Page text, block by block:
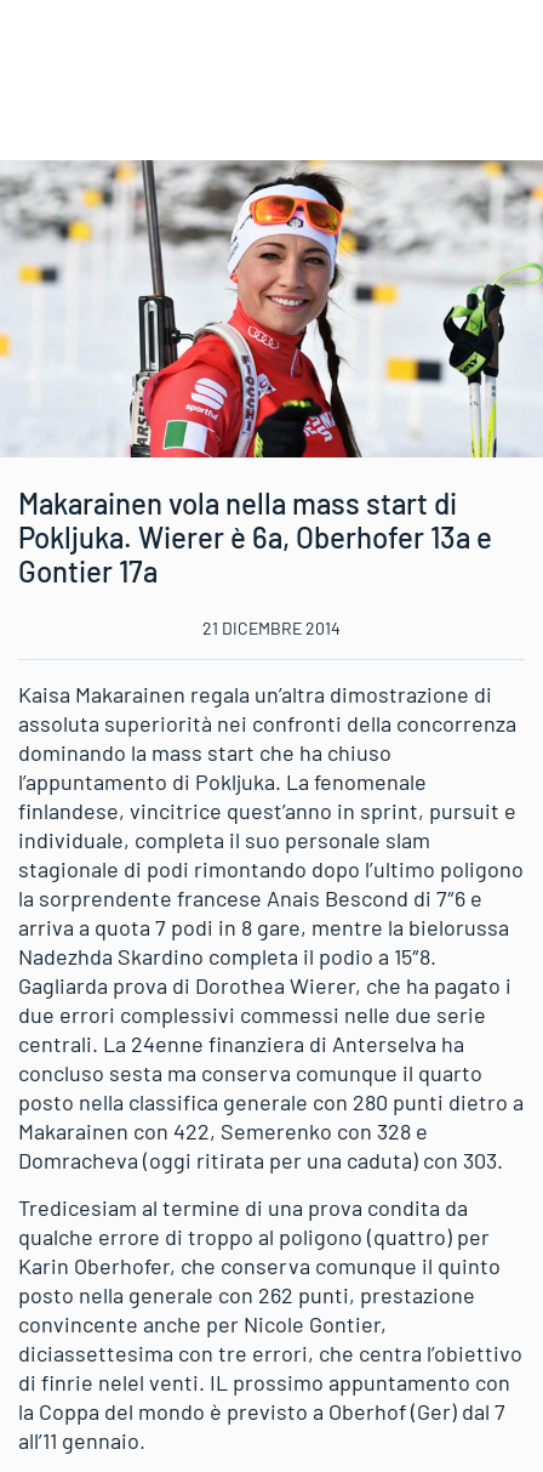
Makarainen vola nella mass start di
Pokljuka. Wierer è 6a, Oberhofer 13a e
Gontier 17a
21 DICEMBRE 2014
Kaisa Makarainen regala un’altra dimostrazione di
assoluta superiorità nei confronti della concorrenza
dominando la mass start che ha chiuso
l’appuntamento di Pokljuka. La fenomenale
finlandese, vincitrice quest’anno in sprint, pursuit e
individuale, completa il suo personale slam
stagionale di podi rimontando dopo l’ultimo poligono
la sorprendente francese Anais Bescond di 7″6 e
arriva a quota 7 podi in 8 gare, mentre la bielorussa
Nadezhda Skardino completa il podio a 15″8.
Gagliarda prova di Dorothea Wierer, che ha pagato i
due errori complessivi commessi nelle due serie
centrali. La 24enne finanziera di Anterselva ha
concluso sesta ma conserva comunque il quarto
posto nella classifica generale con 280 punti dietro a
Makarainen con 422, Semerenko con 328 e
Domracheva (oggi ritirata per una caduta) con 303.
Tredicesiam al termine di una prova condita da
qualche errore di troppo al poligono (quattro) per
Karin Oberhofer, che conserva comunque il quinto
posto nella generale con 262 punti, prestazione
convincente anche per Nicole Gontier,
diciassettesima con tre errori, che centra l’obiettivo
di finrie nelel venti. IL prossimo appuntamento con
la Coppa del mondo è previsto a Oberhof (Ger) dal 7
all’11 gennaio.